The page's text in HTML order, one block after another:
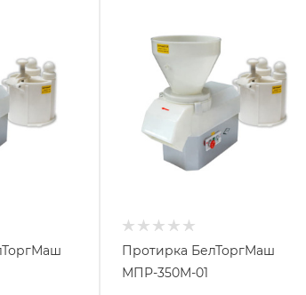
Протирка БелТоргМаш
МПР-350М-01